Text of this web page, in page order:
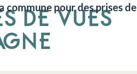
DE VUES
pour des prises